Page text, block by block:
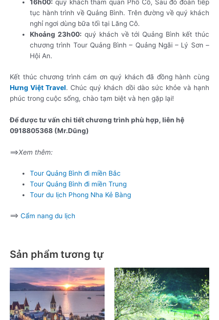
16h00: quý khách tham quan Phố Cổ, Sau đó đoàn tiếp
tục hành trình về Quảng Bình. Trên đường về quý khách
nghỉ ngơi dùng bữa tối tại Lăng Cô.
Khoảng 23h00: quý khách về tới Quảng Bình kết thúc
chương trình Tour Quảng Bình – Quảng Ngãi – Lý Sơn –
Hội An.
Kết thúc chương trình cám ơn quý khách đã đồng hành cùng
Hưng Việt Travel. Chúc quý khách dồi dào sức khỏe và hạnh
phúc trong cuộc sống, chào tạm biệt và hẹn gặp lại!
Để được tư vấn chi tiết chương trình phù hợp, liên hệ
0918805368 (Mr.Dũng)
==>Xem thêm:
Tour Quảng Bình đi miền Bắc
Tour Quảng Bình đi miền Trung
Tour du lịch Phong Nha Kẻ Bàng
==> Cẩm nang du lịch
Sản phẩm tương tự